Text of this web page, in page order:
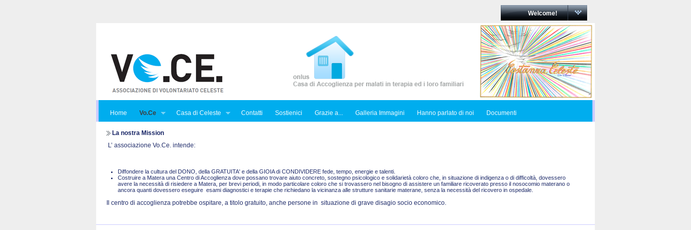
Welcome!
Home Vo.Ce Casa di Celeste Contatti Sostienici Grazie a... Galleria Immagini Hanno parlato di noi Documenti
La nostra Mission
L’ associazione Vo.Ce. intende:
Diffondere la cultura del DONO, della GRATUITA' e della GIOIA di CONDIVIDERE fede, tempo, energie e talenti.
Costruire a Matera una Centro di Accoglienza dove possano trovare aiuto concreto, sostegno psicologico e solidarietà coloro che, in situazione di indigenza o di difficoltà, dovessero
avere la necessità di risiedere a Matera, per brevi periodi, in modo particolare coloro che si trovassero nel bisogno di assistere un familiare ricoverato presso il nosocomio materano o
ancora quanti dovessero eseguire esami diagnostici e terapie che richiedano la vicinanza alle strutture sanitarie materane, senza la necessità del ricovero in ospedale.
Il centro di accoglienza potrebbe ospitare, a titolo gratuito, anche persone in situazione di grave disagio socio economico.